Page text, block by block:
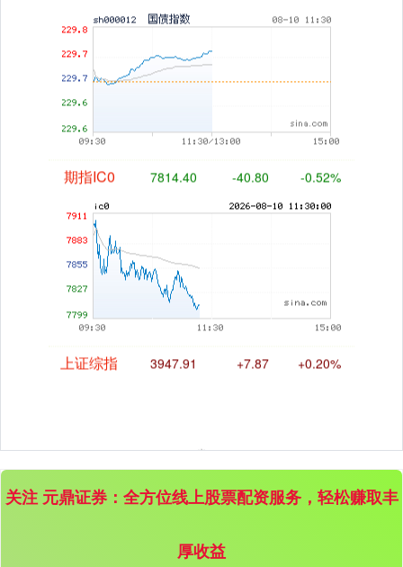
国债指数
期指IC0
关注 元鼎证券：全方位线上股票配资服务，轻松赚取丰
厚收益